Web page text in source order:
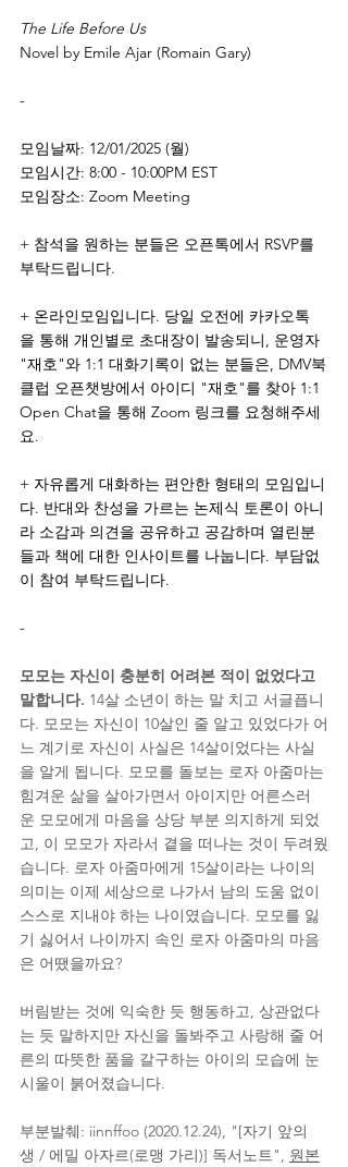
The Life Before Us
Novel by Emile Ajar (Romain Gary)
-
모임날짜: 12/01/2025 (월)
모임시간: 8:00 - 10:00PM EST
모임장소: Zoom Meeting
+ 참석을 원하는 분들은 오픈톡에서 RSVP를
부탁드립니다.
+ 온라인모임입니다. 당일 오전에 카카오톡
을 통해 개인별로 초대장이 발송되니, 운영자
"재호"와 1:1 대화기록이 없는 분들은, DMV북
클럽 오픈챗방에서 아이디 "재호"를 찾아 1:1
Open Chat을 통해 Zoom 링크를 요청해주세
요.
+ 자유롭게 대화하는 편안한 형태의 모임입니
다. 반대와 찬성을 가르는 논제식 토론이 아니
라 소감과 의견을 공유하고 공감하며 열린분
들과 책에 대한 인사이트를 나눕니다. 부담없
이 참여 부탁드립니다.
-
모모는 자신이 충분히 어려본 적이 없었다고
말합니다. 14살 소년이 하는 말 치고 서글픕니
다. 모모는 자신이 10살인 줄 알고 있었다가 어
느 계기로 자신이 사실은 14살이었다는 사실
을 알게 됩니다. 모모를 돌보는 로자 아줌마는
힘겨운 삶을 살아가면서 아이지만 어른스러
운 모모에게 마음을 상당 부분 의지하게 되었
고, 이 모모가 자라서 곁을 떠나는 것이 두려웠
습니다. 로자 아줌마에게 15살이라는 나이의
의미는 이제 세상으로 나가서 남의 도움 없이
스스로 지내야 하는 나이였습니다. 모모를 잃
기 싫어서 나이까지 속인 로자 아줌마의 마음
은 어땠을까요?
버림받는 것에 익숙한 듯 행동하고, 상관없다
는 듯 말하지만 자신을 돌봐주고 사랑해 줄 어
른의 따뜻한 품을 갈구하는 아이의 모습에 눈
시울이 붉어졌습니다.
부분발췌: iinnffoo (2020.12.24), "[자기 앞의
생 / 에밀 아자르(로맹 가리)] 독서노트", 원본